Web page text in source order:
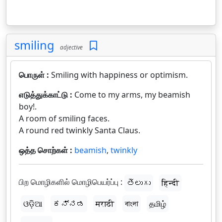
smiling adjective
பொருள் : Smiling with happiness or optimism.
எடுத்துக்காட்டு : Come to my arms, my beamish
boy!.
A room of smiling faces.
A round red twinkly Santa Claus.
ஒத்த சொற்கள் : beamish, twinkly
பிற மொழிகளில் மொழிபெயர்ப்பு : తెలుగు
हिन्दी
ଓଡ଼ିଆ
ಕನ್ನಡ मराठी বাংলা
தமிழ்